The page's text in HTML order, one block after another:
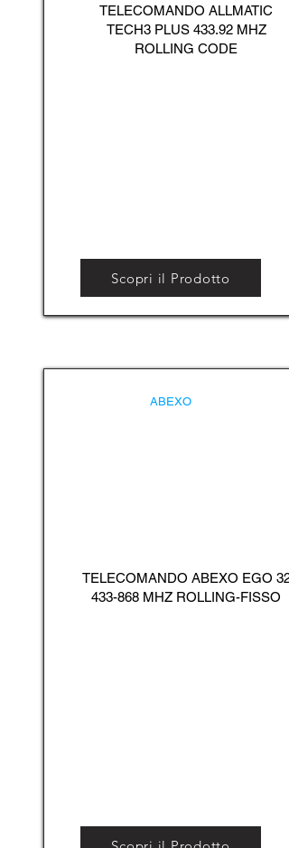
TELECOMANDO ALLMATIC
TECH3 PLUS 433.92 MHZ
ROLLING CODE
Scopri il Prodotto
ABEXO
TELECOMANDO ABEXO EGO 32
433-868 MHZ ROLLING-FISSO